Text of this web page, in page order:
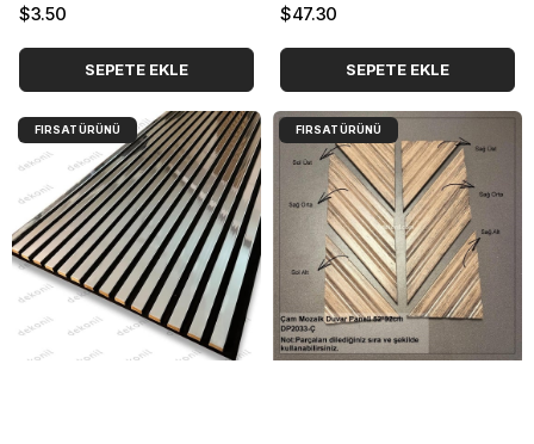
$3.50
SEPETE EKLE
$47.30
SEPETE EKLE
FIRSAT ÜRÜNÜ FIRSAT ÜRÜNÜ